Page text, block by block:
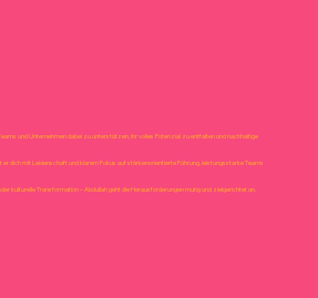
und Unternehmen dabei zu unterstützen, ihr volles Potenzial zu entfalten und nachhaltige
er dich mit Leidenschaft und klarem Fokus auf stärkenorientierte Führung, leistungsstarke Teams
kulturelle Transformation – Abdullah geht die Herausforderungen mutig und zielgerichtet an.